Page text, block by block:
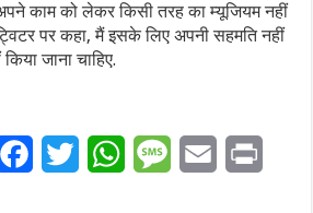
काम को लेकर किसी तरह का म्यूजियम नहीं
पर कहा, मैं इसके लिए अपनी सहमति नहीं
जाना चाहिए.
FacebookTwitterWhatsAppMessageEmail